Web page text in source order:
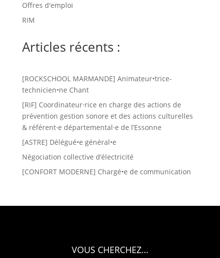
Offres d'emploi
RIM
Articles récents :
[ROCKSCHOOL MARMANDE] Animateur•trice-
technicien•ne Chant
[RIF] Coordinateur·rice en charge des actions de
prévention gestion sonore et des actions culturelles
& référent·e départemental·e de l’Essonne
[ASTRE] Délégué•e général•e
Négociation collective d’électricité
[CONFORT MODERNE] Chargé•e de communication
VOUS CHERCHEZ…